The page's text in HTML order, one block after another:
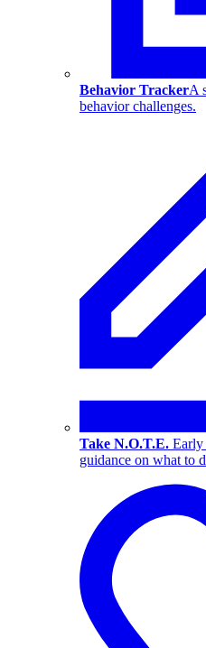
Behavior TrackerA
behavior challenges.
Take N.O.T.E. Early
guidance on what to